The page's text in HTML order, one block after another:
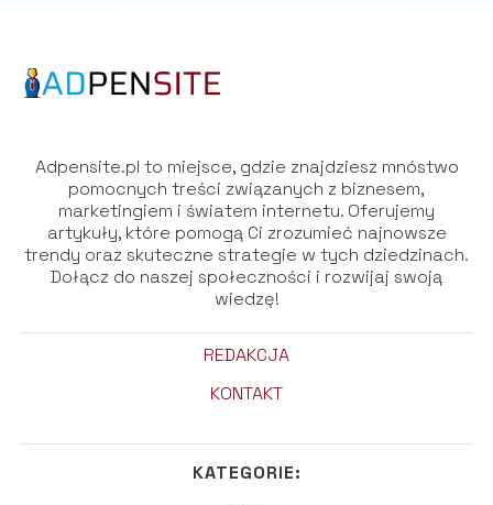
Adpensite.pl to miejsce, gdzie znajdziesz mnóstwo
pomocnych treści związanych z biznesem,
marketingiem i światem internetu. Oferujemy
artykuły, które pomogą Ci zrozumieć najnowsze
trendy oraz skuteczne strategie w tych dziedzinach.
Dołącz do naszej społeczności i rozwijaj swoją
wiedzę!
REDAKCJA
KONTAKT
KATEGORIE: